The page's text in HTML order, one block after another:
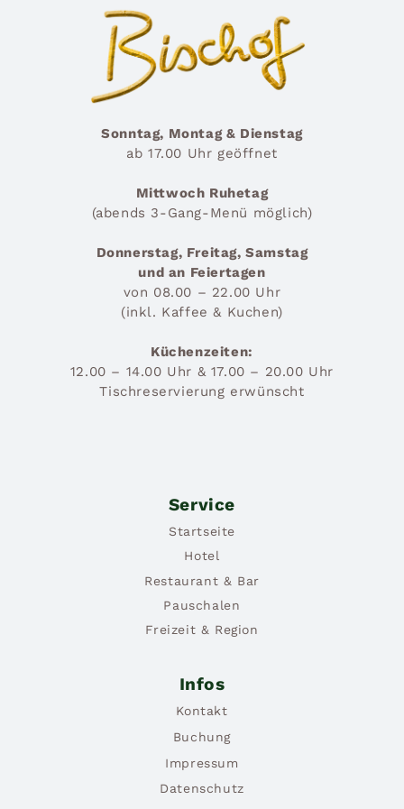
Sonntag, Montag & Dienstag
ab 17.00 Uhr geöffnet
Mittwoch Ruhetag
(abends 3-Gang-Menü möglich)
Donnerstag, Freitag, Samstag
und an Feiertagen
von 08.00 – 22.00 Uhr
(inkl. Kaffee & Kuchen)
Küchenzeiten:
12.00 – 14.00 Uhr & 17.00 – 20.00 Uhr
Tischreservierung erwünscht
Service
Startseite
Hotel
Restaurant & Bar
Pauschalen
Freizeit & Region
Infos
Kontakt
Buchung
Impressum
Datenschutz